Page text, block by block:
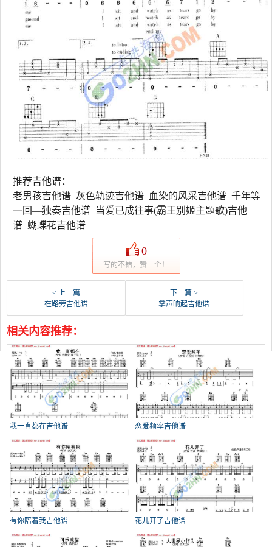
推荐吉他谱：
老男孩吉他谱 灰色轨迹吉他谱 血染的风采吉他谱 千年等
一回—独奏吉他谱 当爱已成往事(霸王别姬主题歌)吉他
谱 蝴蝶花吉他谱
0
写的不错，赞一个！
< 上一篇
在路旁吉他谱
下一篇 >
掌声响起吉他谱
相关内容推荐：
我一直都在吉他谱 恋爱频率吉他谱
有你陪着我吉他谱 花儿开了吉他谱